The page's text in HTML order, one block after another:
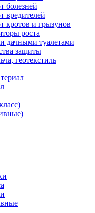
болезней
вредителей
кротов и грызунов
роста
дачными туалетами
защиты
геотекстиль